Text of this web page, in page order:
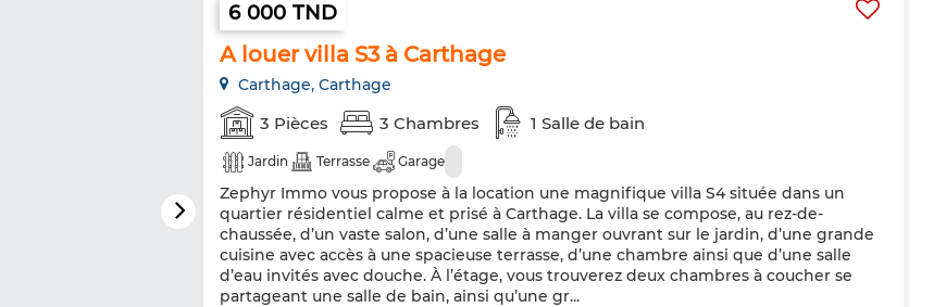
6 000 TND
A louer villa S3 à Carthage
Carthage, Carthage
3 Pièces 3 Chambres 1 Salle de bain
Jardin Terrasse Garage
Zephyr Immo vous propose à la location une magnifique villa S4 située dans un
quartier résidentiel calme et prisé à Carthage. La villa se compose, au rez-de-
chaussée, d’un vaste salon, d’une salle à manger ouvrant sur le jardin, d’une grande
cuisine avec accès à une spacieuse terrasse, d’une chambre ainsi que d’une salle
d’eau invités avec douche. À l’étage, vous trouverez deux chambres à coucher se
partageant une salle de bain, ainsi qu’une gr...